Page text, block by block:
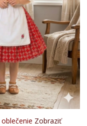
Zobraziť